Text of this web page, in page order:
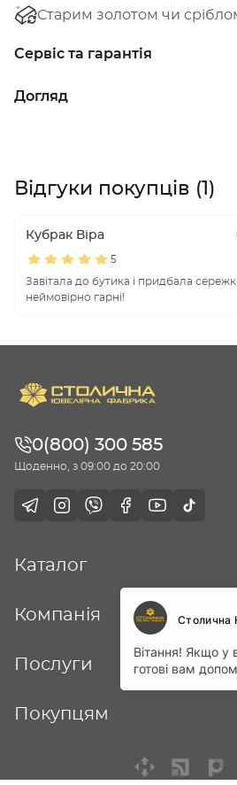
Старим золотом чи
Сервіс та гарантія
Догляд
Відгуки покупців (1)
Кубрак Віра
5
Завітала до бутика і придбала
неймовірно гарні!
0(800) 300 585
Щоденно, з 09:00 до 20:00
Каталог
Компанія
Послуги
Покупцям